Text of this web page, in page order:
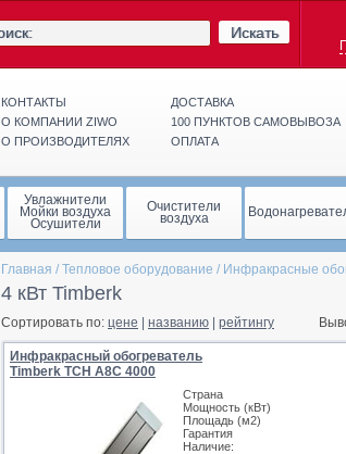
Искать
КОНТАКТЫ
О КОМПАНИИ ZIWO
О ПРОИЗВОДИТЕЛЯХ
ДОСТАВКА
100 ПУНКТОВ САМОВЫВОЗА
ОПЛАТА
Увлажнители
Мойки воздуха
Осушители
Очистители
воздуха
Главная / Тепловое оборудование / Инфракрасные
4 кВт Timberk
Сортировать по: цене названию рейтингу
Инфракрасный обогреватель
Timberk TCH A8C 4000
Страна
Мощность (кВт)
Площадь (м2)
Гарантия
Наличие: